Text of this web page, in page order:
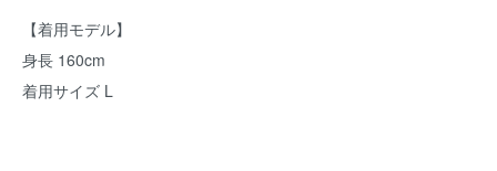
【着用モデル】
身長 160cm
着用サイズ L